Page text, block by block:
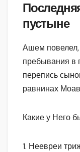
пустыне
Ашем повелел,
пребывания в
перепись
равнинах
Какие у Него
1. Неевреи